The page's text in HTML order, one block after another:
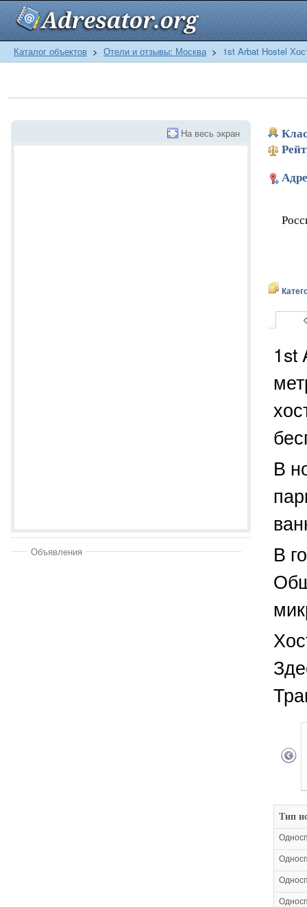
Каталог объектов > Отели и отзывы: Москва > 1st Arbat Hostel
На весь экран
Объявления
1st
В
В
Тип